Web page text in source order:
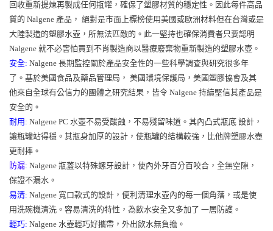
回收重新提煉再製成任何瓶罐，確保了塑膠材質的穩定性。因此每件高品
質的 Nalgene 產品， 絕對是市面上標榜使用美國或歐洲材料但在台灣或是
大陸製造的塑膠水壺，所無法匹敵的。此一堅持也確保消費者只要認明
Nalgene 就不必害怕買到不肖製造商以醫療廢棄物重新製造的塑膠水壺。
安全: Nalgene 長期監控關於產品安全性的一些科學調查與研究很多年
了。基於美國食品及藥品管理局， 美國環境保護局，美國塑膠協會及其
他來自全球有公信力的團體之研究結果，皆令 Nalgene 持續堅信其產品是
安全的。
耐用: Nalgene PC 水壺不易受酸蝕，不易殘留味道。其內凸式瓶底 設計，
讓瓶罐站得穩。其瓶身加厚的設計，使瓶罐的結構較強，比他牌塑膠水壺
更耐摔。
防漏: Nalgene 瓶蓋以特殊螺牙設計，使內外牙百分百咬合，全無空隙，
保證不漏水。
易清: Nalgene 寬口款式的設計，便利清理水壺內的每一個角落，或是使
用洗碗機清洗。容易清洗的特性，為飲水安全又多加了 一層防護。
輕巧: Nalgene 水壺輕巧好攜帶，外出飲水無負擔。